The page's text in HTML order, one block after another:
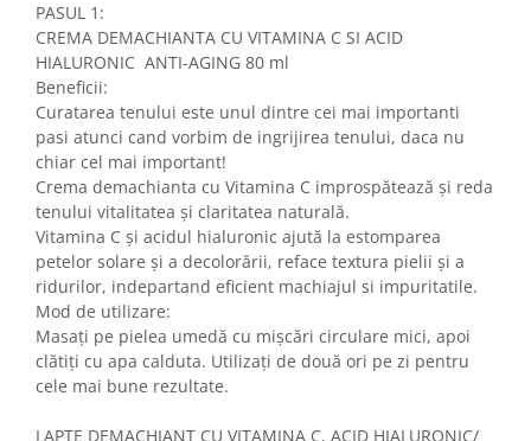
PASUL 1:
CREMA DEMACHIANTA CU VITAMINA C SI ACID
HIALURONIC ANTI-AGING 80 ml
Beneficii:
Curatarea tenului este unul dintre cei mai importanti
pasi atunci cand vorbim de ingrijirea tenului, daca nu
chiar cel mai important!
Crema demachianta cu Vitamina C improspătează și reda
tenului vitalitatea și claritatea naturală.
Vitamina C și acidul hialuronic ajută la estomparea
petelor solare și a decolorării, reface textura pielii și a
ridurilor, indepartand eficient machiajul si impuritatile.
Mod de utilizare:
Masați pe pielea umedă cu mișcări circulare mici, apoi
clătiți cu apa calduta. Utilizați de două ori pe zi pentru
cele mai bune rezultate.
LAPTE DEMACHIANT CU VITAMINA C, ACID HIALURONIC/